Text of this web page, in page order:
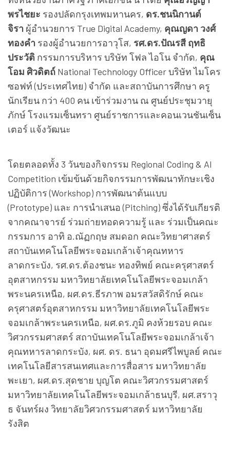
พรไชยะ รองปลัดกรุงเทพมหานคร, ดร.ชนนิกานต์
จิรา ผู้อำนวยการ True Digital Academy, คุณญดา วงศ์
ทองคำ รองผู้อำนวยการอาวุโส, รศ.ดร.ปัณรสี ฤทธิ
ประวัติ กรรมการบริหาร บริษัท โฟล ไอโน จำกัด, คุณ
โอม ศิวดิตถ์ National Technology Officerบริษัท ไมโคร
ซอฟท์ (ประเทศไทย) จำกัด และสถาบันการศึกษา ครู
นักเรียน กว่า 400 คน เข้าร่วมงาน ณ ศูนย์ประชุมวายุ
ภักษ์ โรงแรมเซ็นทรา ศูนย์ราชการและคอนเวนชันเซ็น
เตอร์ แจ้งวัฒนะ
โดยตลอดทั้ง 3 วันของกิจกรรม Regional Coding & AI
Competition เข้มข้นด้วยกิจกรรมการพัฒนาทักษะเชิง
ปฏิบัติการ (Workshop) การพัฒนาต้นแบบ
(Prototype) และ การนำเสนอ (Pitching)ซึ่งได้รับเกียรติ
จากคณาจารย์ ร่วมถ่ายทอดความรู้ และ ร่วมเป็นคณะ
กรรมการ อาทิ อ.ณัฏกฤษ สมดอก คณะวิทยาศาสตร์
สถาบันเทคโนโลยีพระจอมเกล้าเจ้าคุณทหาร
ลาดกระบัง, รศ.ดร.ต้องชนะ ทองทิพย์ คณะครุศาสตร์
อุตสาหกรรม มหาวิทยาลัยเทคโนโลยีพระจอมเกล้า
พระนครเหนือ, ผศ.ดร.ธีรภาพ อมรสวัสดิรักษ์ คณะ
ครุศาสตร์อุตสาหกรรม มหาวิทยาลัยเทคโนโลยีพระ
จอมเกล้าพระนครเหนือ, ผศ.ดร.ภูมิ คงห้วยรอบ คณะ
วิศวกรรมศาสตร์ สถาบันเทคโนโลยีพระจอมเกล้าเจ้า
คุณทหารลาดกระบัง, ผศ. ดร. ธนา อุดมศรีไพบูลย์ คณะ
เทคโนโลยีสารสนเทศและการสื่อสาร มหาวิทยาลัย
พะเยา, ผศ.ดร.สุดชาย บุญโต คณะวิศวกรรมศาสตร์
มหาวิทยาลัยเทคโนโลยีพระจอมเกล้าธนบุรี, ผศ.สราวุ
ธ จันทร์ผง วิทยาลัยวิศวกรรมศาสตร์ มหาวิทยาลัย
รังสิต